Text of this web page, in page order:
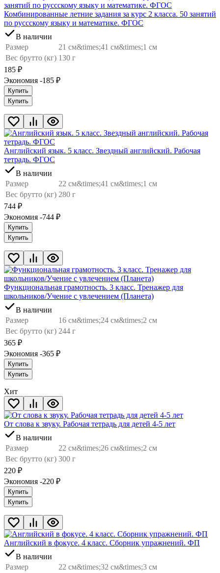
Комбинированные летние задания за курс 2 класса. 50 занятий
по руссскому языку и математике. ФГОС
В наличии
Размер
21 см&times;41 см&times;1 см
Вес брутто (кг) 130 г
185 ₽
Экономия -185 ₽
Купить
Купить
Английский язык. 5 класс. Звездный английский. Рабочая
тетрадь. ФГОС
В наличии
Размер
22 см&times;41 см&times;1 см
Вес брутто (кг) 280 г
744 ₽
Экономия -744 ₽
Купить
Купить
Функциональная грамотность. 3 класс. Тренажер для
школьников/Учение с увлечением (Планета)
В наличии
Размер
16 см&times;24 см&times;2 см
Вес брутто (кг) 244 г
365 ₽
Экономия -365 ₽
Купить
Купить
Хит
От слова к звуку. Рабочая тетрадь для детей 4-5 лет
В наличии
Размер
22 см&times;26 см&times;2 см
Вес брутто (кг) 300 г
220 ₽
Экономия -220 ₽
Купить
Купить
Английский в фокусе. 4 класс. Сборник упражнений. ФП
В наличии
Размер
22 см&times;32 см&times;3 см